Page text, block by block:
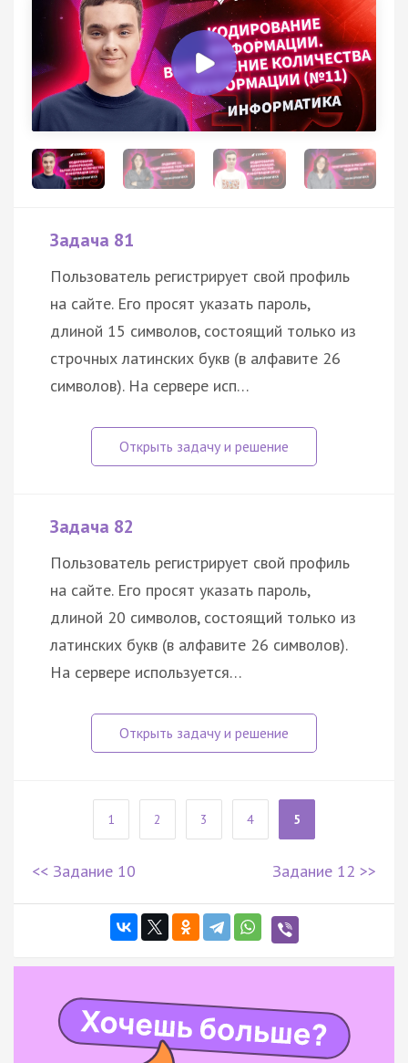
Задача 81
Пользователь регистрирует свой профиль
на сайте. Его просят указать пароль,
длиной 15 символов, состоящий только из
строчных латинских букв (в алфавите 26
символов). На сервере исп…
Задача 82
Пользователь регистрирует свой профиль
на сайте. Его просят указать пароль,
длиной 20 символов, состоящий только из
латинских букв (в алфавите 26 символов).
На сервере используется…
1 2 3 4 5
<< Задание 10 Задание 12 >>